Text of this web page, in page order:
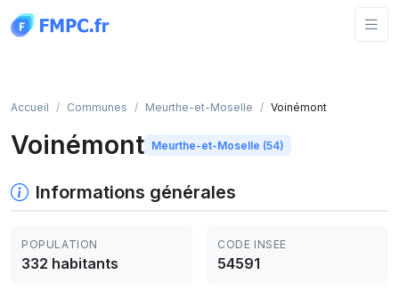
Accueil Communes Meurthe-et-Moselle Voinémont
Voinémont Meurthe-et-Moselle (54)
Informations générales
POPULATION
332 habitants
CODE INSEE
54591
Panneau de gestion des cookies